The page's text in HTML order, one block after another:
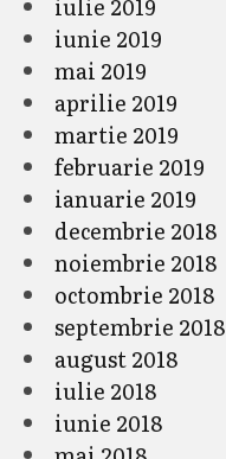
iulie 2019
iunie 2019
mai 2019
aprilie 2019
martie 2019
februarie 2019
ianuarie 2019
decembrie 2018
noiembrie 2018
octombrie 2018
septembrie 2018
august 2018
iulie 2018
iunie 2018